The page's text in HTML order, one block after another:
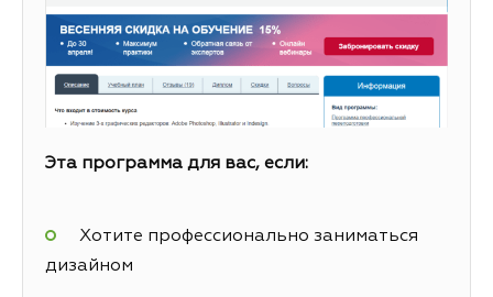
Эта программа для вас, если:
Хотите профессионально заниматься
дизайном